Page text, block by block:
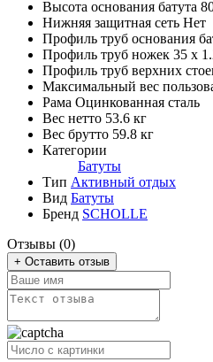
Высота основания батута
Нижняя защитная сеть Нет
Профиль труб основания
Профиль труб ножек 35 x
Профиль труб верхних
Максимальный вес
Рама Оцинкованная сталь
Вес нетто 53.6 кг
Вес брутто 59.8 кг
Категории
Батуты
Тип Активный отдых
Вид Батуты
Бренд SCHOLLE
Отзывы (0)
+ Оставить отзыв